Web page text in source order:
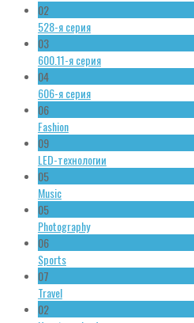
02
528-я серия
03
600.11-я серия
04
606-я серия
06
Fashion
09
LED-технологии
05
Music
05
Photography
06
Sports
07
Travel
02